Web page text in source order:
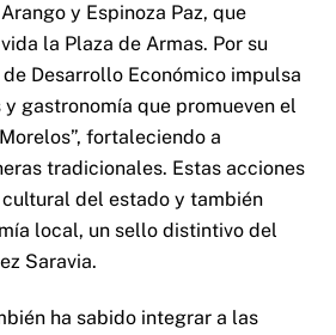
y Espinoza Paz, que
la Plaza de Armas. Por su
Desarrollo Económico impulsa
gastronomía que promueven el
fortaleciendo a
tradicionales. Estas acciones
del estado y también
local, un sello distintivo del
Saravia.
ha sabido integrar a las